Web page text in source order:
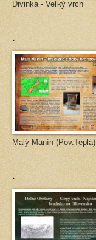
Divinka - Veľký vrch
.
Malý Manín (Pov.Teplá)
.